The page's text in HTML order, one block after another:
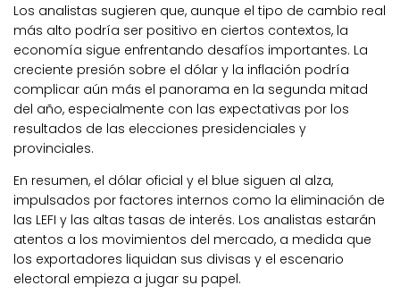
Los analistas sugieren que, aunque el tipo de cambio real
más alto podría ser positivo en ciertos contextos, la
economía sigue enfrentando desafíos importantes. La
creciente presión sobre el dólar y la inflación podría
complicar aún más el panorama en la segunda mitad
del año, especialmente con las expectativas por los
resultados de las elecciones presidenciales y
provinciales.
En resumen, el dólar oficial y el blue siguen al alza,
impulsados por factores internos como la eliminación de
las LEFI y las altas tasas de interés. Los analistas estarán
atentos a los movimientos del mercado, a medida que
los exportadores liquidan sus divisas y el escenario
electoral empieza a jugar su papel.